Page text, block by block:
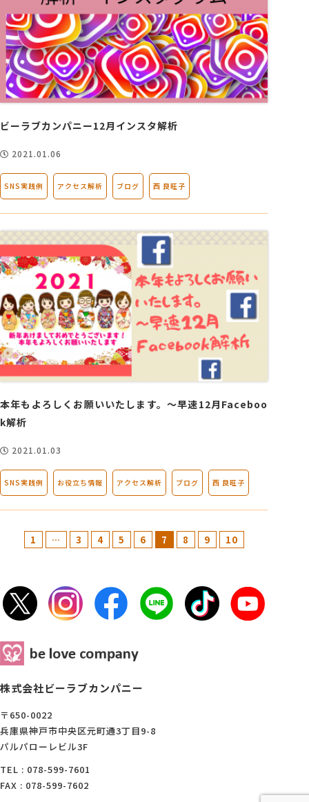
ビーラブカンパニー12月インスタ解析
2021.01.06
SNS実践例 アクセス解析 ブログ 西 良旺子
本年もよろしくお願いいたします。～早速12月Faceboo
k解析
2021.01.03
SNS実践例 お役立ち情報 アクセス解析 ブログ 西 良旺子
1 … 3 4 5 6 7 8 9 10
株式会社ビーラブカンパニー
〒650-0022
兵庫県神戸市中央区元町通3丁目9-8
パルパローレビル3F
TEL : 078-599-7601
FAX : 078-599-7602